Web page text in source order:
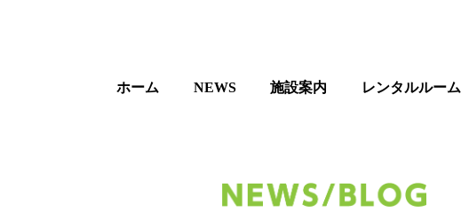
ホーム NEWS 施設案内 レンタルルーム